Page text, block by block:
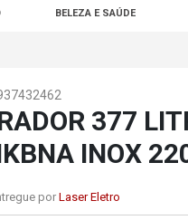
BELEZA E SAÚDE
377
INOX
porLaser Eletro